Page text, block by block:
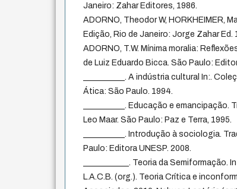
Janeiro: Zahar Editores, 1986.
ADORNO, Theodor W, HORKHEIMER,
Edição, Rio de Janeiro: Jorge Zahar Ed.
ADORNO, T.W. Mínima moralia:
de Luiz Eduardo Bicca. São Paulo:
__________. A indústria cultural In:.
Ática: São Paulo. 1994.
__________. Educação e
Leo Maar. São Paulo: Paz e Terra, 1995.
__________. Introdução à sociologia.
Paulo: Editora UNESP. 2008.
___________. Teoria da Semiformação.
L.A.C.B. (org.). Teoria Crítica e